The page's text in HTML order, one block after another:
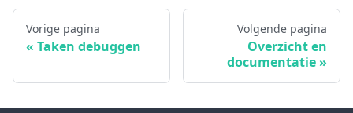
Vorige pagina
Taken debuggen
Volgende pagina
Overzicht en
documentatie